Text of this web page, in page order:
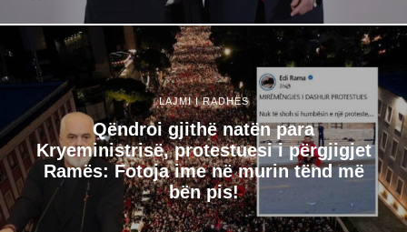
LAJMI I RADHËS
Qëndroi gjithë natën para
Kryeministrisë, protestuesi i përgjigjet
Ramës: Fotoja ime në murin tënd më
bën pis!